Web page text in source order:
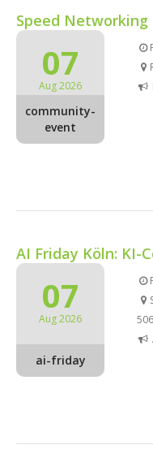
Speed Networking
07
Aug 2026
community-
event
AI Friday Köln: KI-
07
Aug 2026
ai-friday